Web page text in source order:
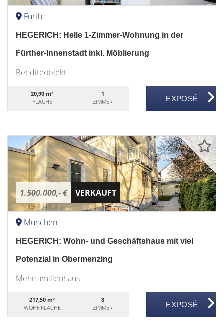
Fürth
HEGERICH: Helle 1-Zimmer-Wohnung in der
Fürther-Innenstadt inkl. Möblierung
Renditeobjekt
20,90 m²
FLÄCHE
1
ZIMMER
1.500.000,- € VERKAUFT
München
HEGERICH: Wohn- und Geschäftshaus mit viel
Potenzial in Obermenzing
Mehrfamilienhaus
217,50 m²
WOHNFLÄCHE
8
ZIMMER